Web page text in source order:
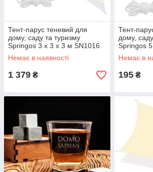
Тент-парус теневий для
дому, саду та туризму
Springos 3 x 3 x 3 м SN1016
Light Yellow aiw якість
Немає в наявності
1 379 ₴
Тент-
дому,
Springos
Graphite
Немає в
195 ₴